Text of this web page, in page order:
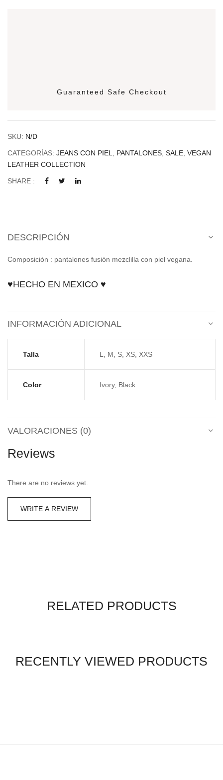
Guaranteed Safe Checkout
SKU: N/D
CATEGORÍAS: JEANS CON PIEL PANTALONES SALE VEGAN
LEATHER COLLECTION
SHARE :
DESCRIPCIÓN
Composición : pantalones fusión mezclilla con piel vegana.
♥HECHO EN MEXICO ♥
INFORMACIÓN ADICIONAL
Talla L, M, S, XS, XXS
Color Ivory, Black
VALORACIONES (0)
Reviews
There are no reviews yet.
WRITE A REVIEW
RELATED PRODUCTS
RECENTLY VIEWED PRODUCTS